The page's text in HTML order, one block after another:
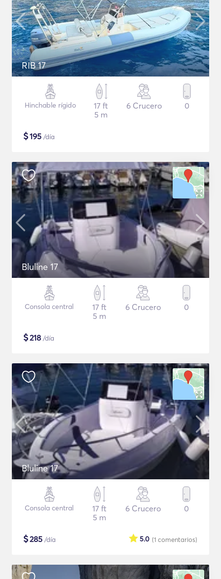
RIB 17
Hinchable rígido
17 ft
5 m
6 Crucero 0
$195 /día
Bluline 17
Consola central
17 ft
5 m
6 Crucero 0
$218 /día
Bluline 17
Consola central
17 ft
5 m
6 Crucero 0
$285 /día (1 comentarios)
5.0